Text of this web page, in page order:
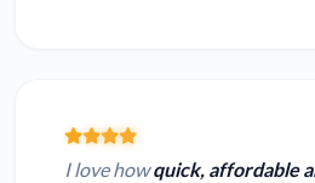
I love howquick, affordable